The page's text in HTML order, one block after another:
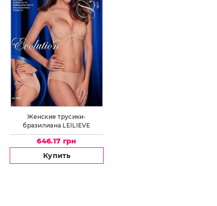
Женские трусики-
бразилиана LEILIEVE
Brasiliana Art.4655
646.17 грн
Купить